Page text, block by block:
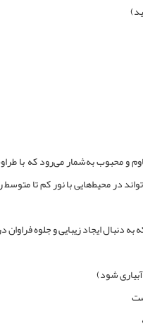
و محبوب به‌شمار می‌رود که با
در محیط‌هایی با نور کم تا
به دنبال ایجاد زیبایی و جلوه
شود)